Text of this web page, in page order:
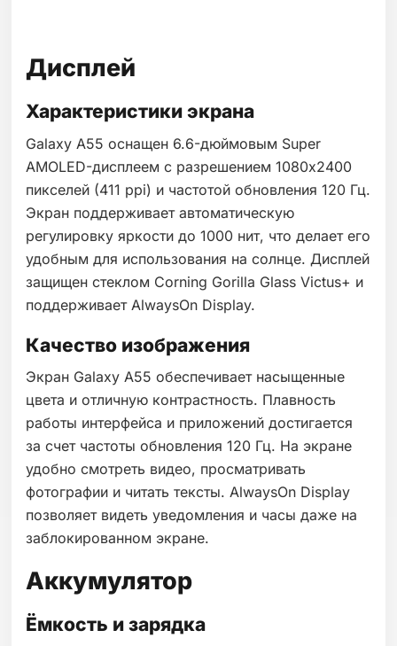
Дисплей
Характеристики экрана
Galaxy A55 оснащен 6.6-дюймовым Super
AMOLED-дисплеем с разрешением 1080x2400
пикселей (411 ppi) и частотой обновления 120 Гц.
Экран поддерживает автоматическую
регулировку яркости до 1000 нит, что делает его
удобным для использования на солнце. Дисплей
защищен стеклом Corning Gorilla Glass Victus+ и
поддерживает AlwaysOn Display.
Качество изображения
Экран Galaxy A55 обеспечивает насыщенные
цвета и отличную контрастность. Плавность
работы интерфейса и приложений достигается
за счет частоты обновления 120 Гц. На экране
удобно смотреть видео, просматривать
фотографии и читать тексты. AlwaysOn Display
позволяет видеть уведомления и часы даже на
заблокированном экране.
Аккумулятор
Ёмкость и зарядка